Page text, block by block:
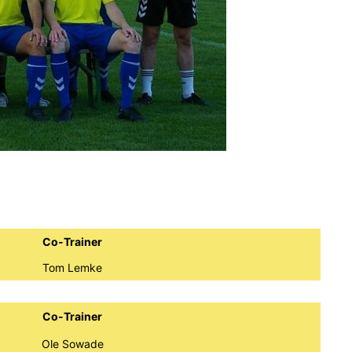
Co-Trainer
Tom Lemke
Co-Trainer
Ole Sowade